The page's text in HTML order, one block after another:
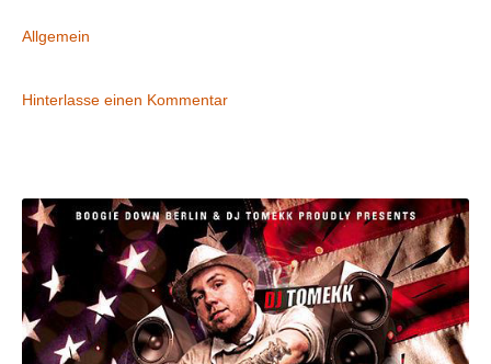
Allgemein
Hinterlasse einen Kommentar